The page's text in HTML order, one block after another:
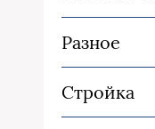
Разное
Стройка